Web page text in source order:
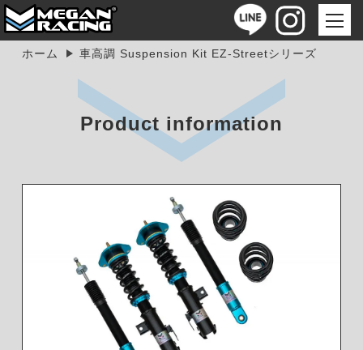
ホーム 車高調 Suspension Kit EZ-Streetシリーズ
Product information